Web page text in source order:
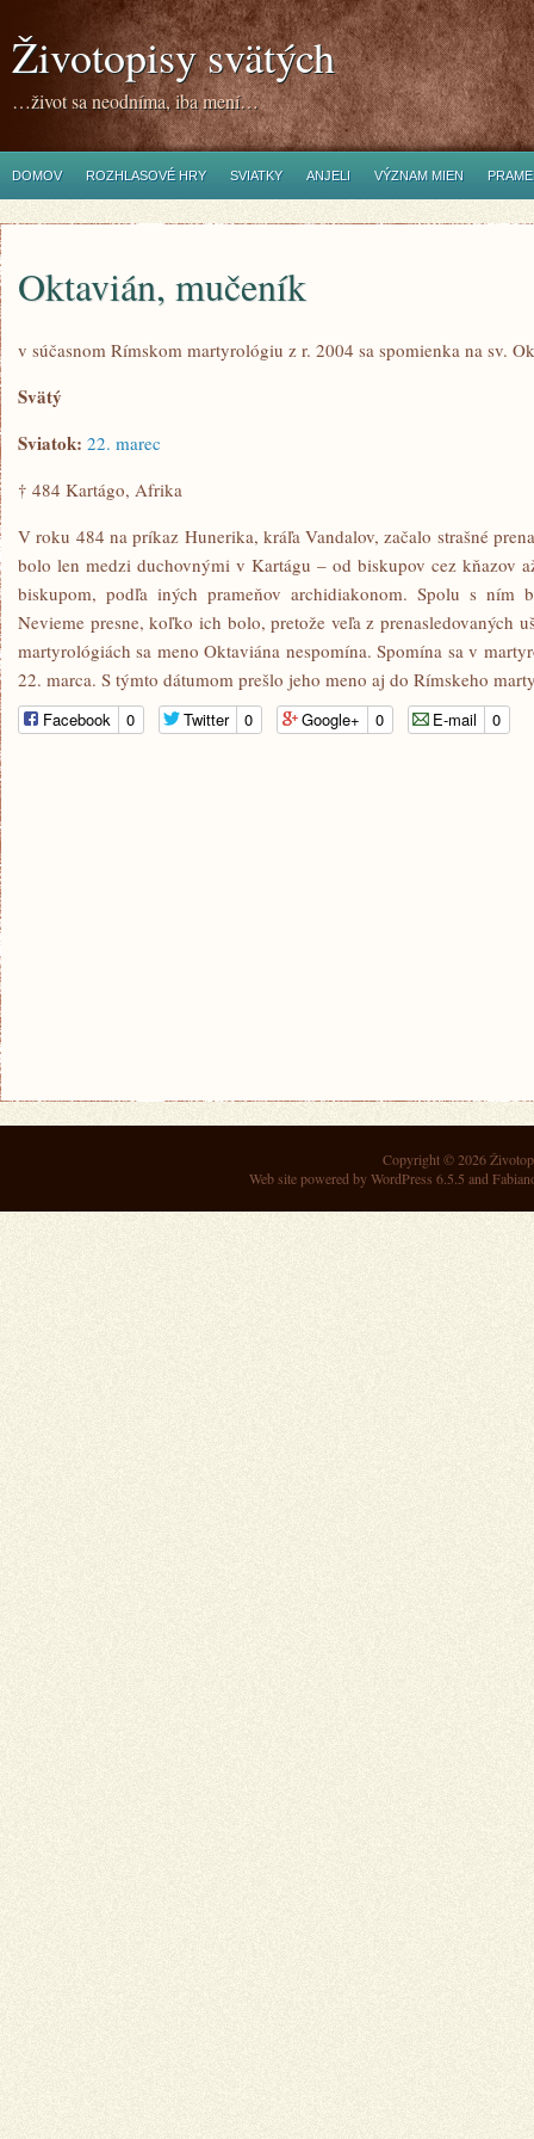
Životopisy svätých
…život sa neodníma, iba mení…
DOMOV ROZHLASOVÉ HRY SVIATKY ANJELI VÝZNAM MIEN
Oktavián, mučeník
v súčasnom Rímskom martyrológiu z r. 2004 sa spomienka na sv.
Svätý
Sviatok: 22. marec
† 484 Kartágo, Afrika
V roku 484 na príkaz Hunerika, kráľa Vandalov, začalo strašné
bolo len medzi duchovnými v Kartágu – od biskupov cez kňazov
biskupom, podľa iných prameňov archidiakonom. Spolu s ním
Nevieme presne, koľko ich bolo, pretože veľa z prenasledovaných
martyrológiách sa meno Oktaviána nespomína. Spomína sa v
22. marca. S týmto dátumom prešlo jeho meno aj do Rímskeho
Facebook 0 Twitter 0 Google+ 0 E-mail 0
Copyright © 2026
Web site powered byWordPress 6.5.5 and